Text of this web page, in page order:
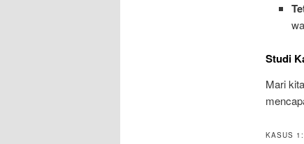
Studi
Mari
KASUS